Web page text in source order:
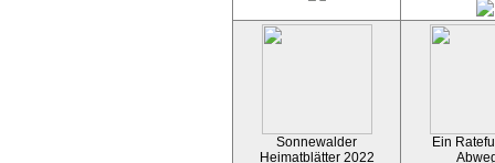
Sonnewalder
Heimatblätter 2022
Ein